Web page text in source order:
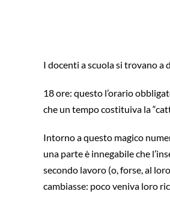
I docenti a scuola si trovano a
18 ore: questo l’orario
che un tempo costituiva la
Intorno a questo magico
una parte è innegabile che
secondo lavoro (o, forse, al
cambiasse: poco veniva loro